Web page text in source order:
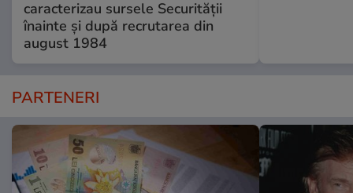
caracterizau sursele Securității
înainte și după recrutarea din
august 1984
PARTENERI